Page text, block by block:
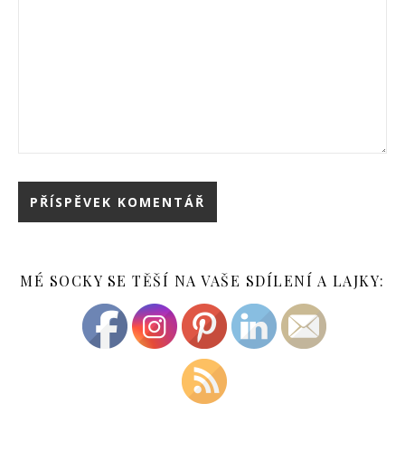
MÉ SOCKY SE TĚŠÍ NA VAŠE SDÍLENÍ A LAJKY: